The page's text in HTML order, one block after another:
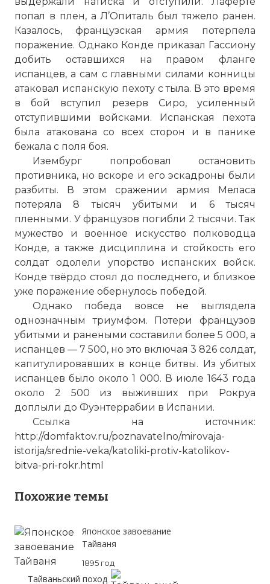
попал в плен, а Л’Опиталь был тяжело ранен.
Казалось, французская армия потерпела
поражение. Однако Конде приказал Гассиону
добить оставшихся на правом фланге
испанцев, а сам с главными силами конницы
атаковал испанскую пехоту с тыла. В это время
в бой вступил резерв Сиро, усиленный
отступившими войсками. Испанская пехота
была атакована со всех сторон и в панике
бежала с поля боя.
Изембург попробовал остановить
противника, но вскоре и его эскадроны были
разбиты. В этом сражении армия Меласа
потеряла 8 тысяч убитыми и 6 тысяч
пленными. У французов погибли 2 тысячи. Так
мужество и военное искусство полководца
Конде, а также дисциплина и стойкость его
солдат одолели упорство испанских войск.
Конде твёрдо стоял до последнего, и близкое
уже поражение обернулось победой.
Однако победа вовсе не выглядела
однозначным триумфом. Потери французов
убитыми и ранеными составили более 5 000, а
испанцев — 7 500, но это включая 3 826 солдат,
капитулировавших в конце битвы. Из убитых
испанцев было около 1 000. В июле 1643 года
около 2 500 из выживших при Рокруа
доплыли до Фуэнтеррабии в Испании.
Ссылка на источник:
http://domfaktov.ru/poznavatelno/mirovaja-
istorija/srednie-veka/katoliki-protiv-katolikov-
bitva-pri-rokr.html
Похожие темы
Японское завоевание
Тайваня
1895 год
Тайваньский поход
☓
Современный Рокруа
Фото статьи: